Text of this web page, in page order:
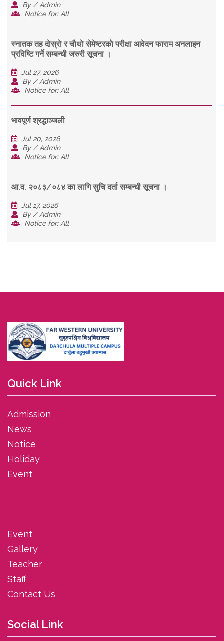
By / Admin
Notice for: All
स्नातक तह दाेस्राे र चाैथाे सेमेष्टरकाे परीक्षा आवेदन फाराम अनलाइन
प्रविष्टि गर्ने सम्बन्धी जरुरी सूचना ।
Jul 27, 2026
By / Admin
Notice for: All
भावपूर्ण श्रद्धाञ्जली
Jul 20, 2026
By / Admin
Notice for: All
आ.व. २०८३/०८४ का लागि सुचि दर्ता सम्बन्धी सूचना ।
Jul 17, 2026
By / Admin
Notice for: All
Quick Link
Admission
News
Notice
Holiday
Event
Event
Gallery
Teacher
Staff
Contact Us
Social Link